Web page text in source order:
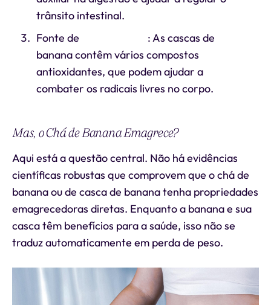
trânsito intestinal.
Fonte de
: As cascas de
banana contêm vários compostos
antioxidantes, que podem ajudar a
combater os radicais livres no corpo.
Mas, o Chá de Banana Emagrece?
Aqui está a questão central. Não há evidências
científicas robustas que comprovem que o chá de
banana ou de casca de banana tenha propriedades
emagrecedoras diretas. Enquanto a banana e sua
casca têm benefícios para a saúde, isso não se
traduz automaticamente em perda de peso.